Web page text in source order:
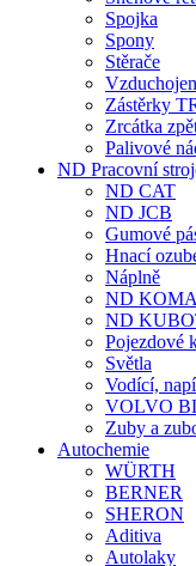
Spojka
Spony
Stěrače
Zástěrky
Zrcátka
Palivové
ND Pracovní
ND CAT
ND JCB
Gumové
Hnací
Náplně
ND
ND
Pojezdové
Světla
Vodící,
VOLVO
Zuby a
Autochemie
WÜRTH
BERNER
SHERON
Aditiva
Autolaky